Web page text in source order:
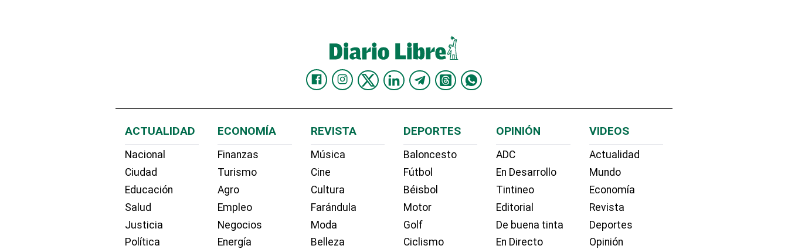
ACTUALIDAD
Nacional
Ciudad
Educación
Salud
Justicia
Política
ECONOMÍA
Finanzas
Turismo
Agro
Empleo
Negocios
Energía
REVISTA
Música
Cine
Cultura
Farándula
Moda
Belleza
DEPORTES
Baloncesto
Fútbol
Béisbol
Motor
Golf
Ciclismo
OPINIÓN
ADC
En Desarrollo
Tintineo
Editorial
De buena tinta
En Directo
VIDEOS
Actualidad
Mundo
Economía
Revista
Deportes
Opinión